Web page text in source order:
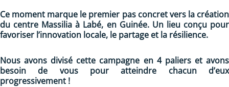
Ce moment marque le premier pas concret vers la création
du centre Massilia à Labé, en Guinée. Un lieu conçu pour
favoriser l’innovation locale, le partage et la résilience.
Nous avons divisé cette campagne en 4 paliers et avons
besoin de vous pour atteindre chacun d’eux
progressivement !